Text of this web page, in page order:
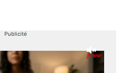
Publicité